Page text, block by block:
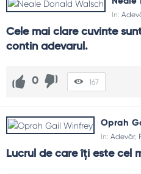
In:
Cele mai clare cuvinte
contin adevarul.
0 167
Oprah
In: Adevăr,
Lucrul de care îți este cel